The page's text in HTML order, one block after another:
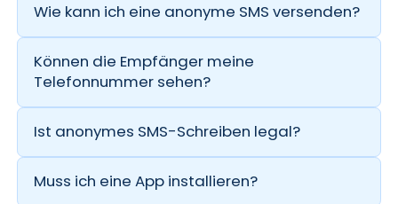
Wie kann ich eine anonyme SMS versenden?
Nutzen Sie einfach Anonsms. Geben Sie die
Telefonnummer des Empfängers ein, schreiben
Sie Ihre Nachricht und klicken Sie auf die
Schaltfläche „Senden“.
Können die Empfänger meine
Telefonnummer sehen?
Nein. Ihre persönliche Telefonnummer wird dem
Empfänger nicht angezeigt. Die
Absenderkennung wird von Ihnen frei gewählt, z.
B. „Anonym“, „Wichtig“, „Unbekannt“ usw.
Ist anonymes SMS-Schreiben legal?
Ja, anonymes Texten ist legal, wenn es
verantwortungsvoll und für rechtmäßige Zwecke
genutzt wird.
Muss ich eine App installieren?